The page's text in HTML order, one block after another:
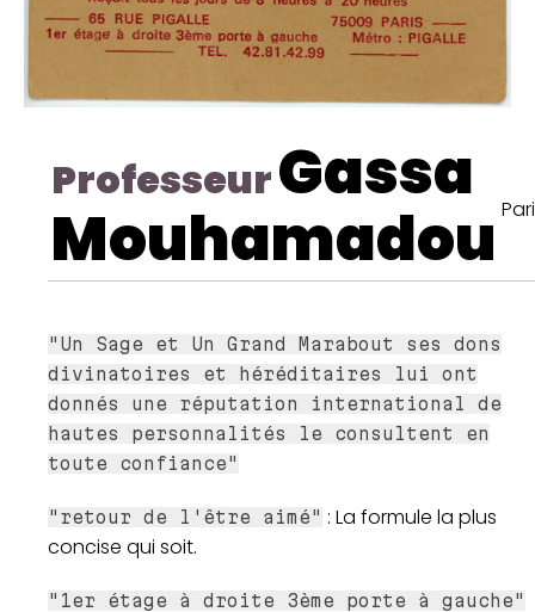
ProfesseurGassa
Mouhamadou
"Un Sage et Un Grand Marabout ses dons
divinatoires et héréditaires lui ont
donnés une réputation international de
hautes personnalités le consultent en
toute confiance"
"retour de l'être aimé" : La formule la plus
concise qui soit.
"1er étage à droite 3ème porte à gauche"